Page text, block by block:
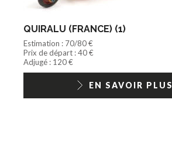
QUIRALU (FRANCE) (1)
Estimation : 70/80 €
Prix de départ : 40 €
Adjugé : 120 €
EN SAVOIR PLUS